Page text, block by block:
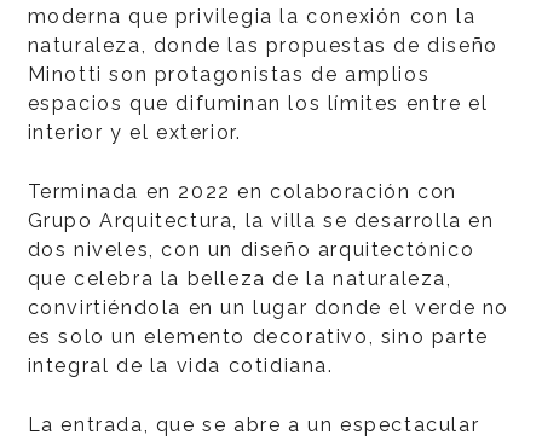
moderna que privilegia la conexión con la
naturaleza, donde las propuestas de diseño
Minotti son protagonistas de amplios
espacios que difuminan los límites entre el
interior y el exterior.
Terminada en 2022 en colaboración con
Grupo Arquitectura, la villa se desarrolla en
dos niveles, con un diseño arquitectónico
que celebra la belleza de la naturaleza,
convirtiéndola en un lugar donde el verde no
es solo un elemento decorativo, sino parte
integral de la vida cotidiana.
La entrada, que se abre a un espectacular